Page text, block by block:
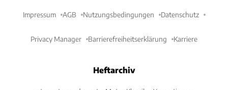
Impressum AGB Nutzungsbedingungen Datenschutz
Privacy Manager Barrierefreiheitserklärung Karriere
Heftarchiv